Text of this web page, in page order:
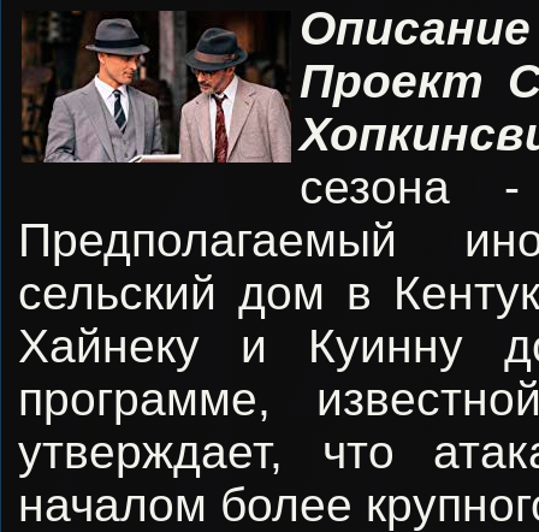
Проект
сезона
Предполагаемый
сельский дом в
Хайнеку и Куинну
программе,
утверждает, что
началом более